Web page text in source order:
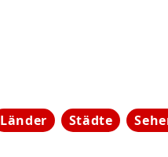
Länder Städte